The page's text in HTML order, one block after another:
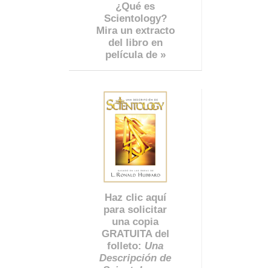
¿Qué es
Scientology?
Mira un extracto
del libro en
película de »
Haz clic aquí
para solicitar
una copia
GRATUITA del
folleto: Una
Descripción de